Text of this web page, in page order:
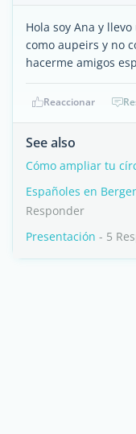
Hola soy Ana y
como aupeirs y no
hacerme amigos
Reaccionar
See also
Cómo ampliar tu
Españoles en
Responder
Presentación - 5